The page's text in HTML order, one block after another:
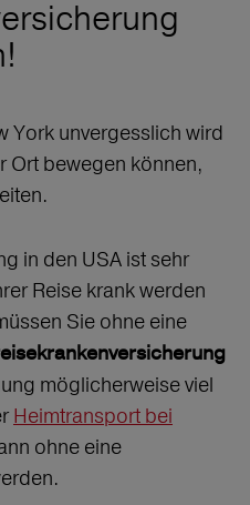
York unvergesslich wird
Ort bewegen können,
in den USA ist sehr
Reise krank werden
Sie ohne eine
möglicherweise viel
Heimtransport bei
ohne eine